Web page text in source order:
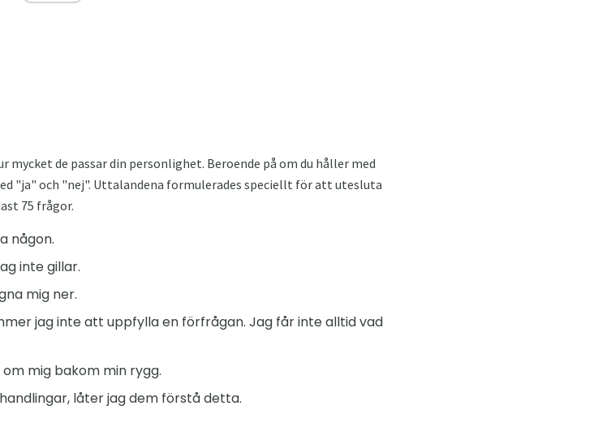
mycket de passar din personlighet. Beroende på om du håller med
"ja" och "nej". Uttalandena formulerades speciellt för att utesluta
75 frågor.
någon.
inte gillar.
mig ner.
jag inte att uppfylla en förfrågan. Jag får inte alltid vad
mig bakom min rygg.
låter jag dem förstå detta.